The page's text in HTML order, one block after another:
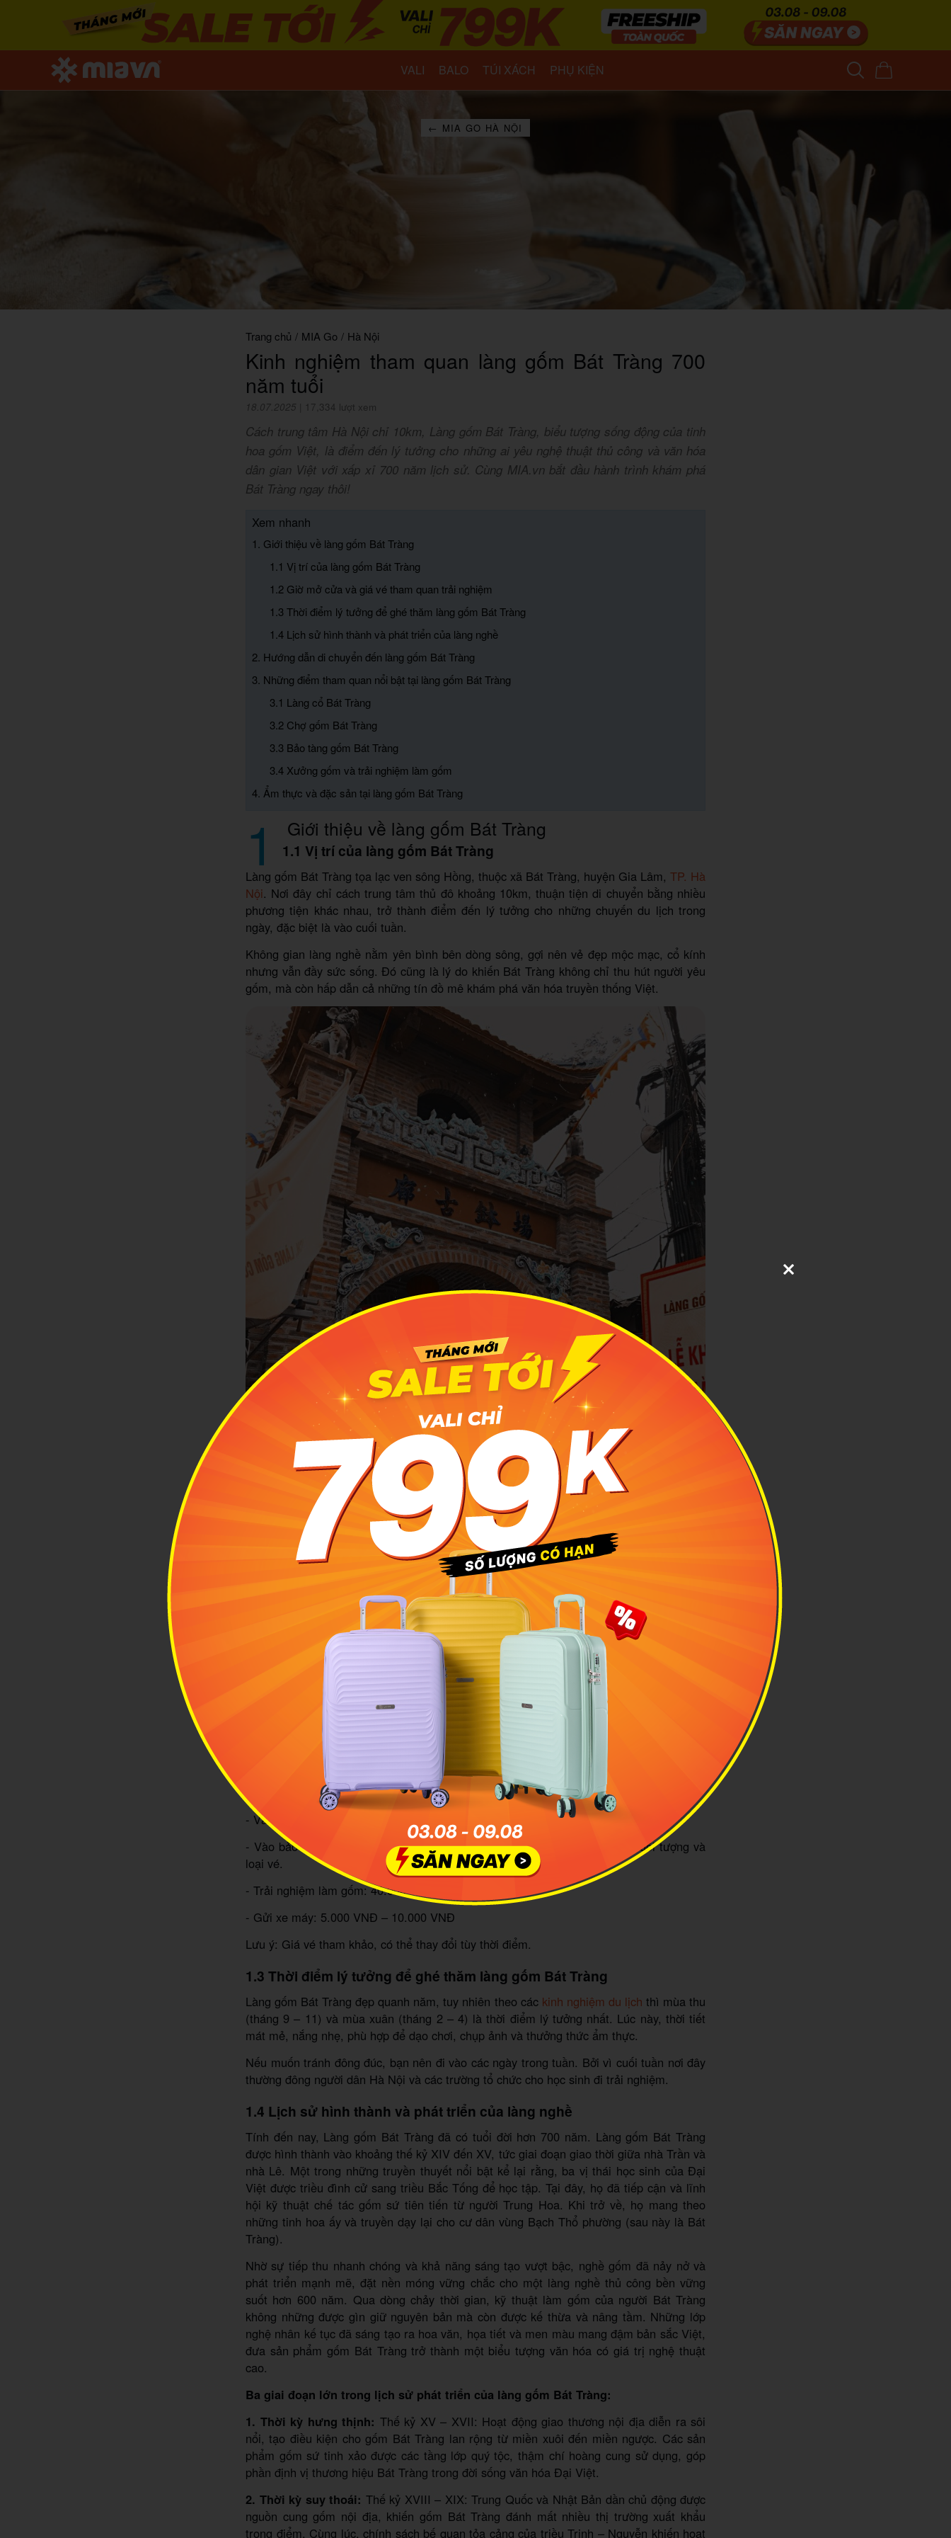
VALI BALO TÚI XÁCH PHỤ KIỆN
← MIA GO HÀ NỘI
Trang chủ / MIA Go / Hà Nội
Kinh nghiệm tham quan làng gốm Bát Tràng 700
năm tuổi
18.07.2025 17,334 lượt xem
Cách trung tâm Hà Nội chỉ 10km, Làng gốm Bát Tràng, biểu tượng sống động của tinh
hoa gốm Việt, là điểm đến lý tưởng cho những ai yêu nghệ thuật thủ công và văn hóa
dân gian Việt với xấp xỉ 700 năm lịch sử. Cùng MIA.vn bắt đầu hành trình khám phá
Bát Tràng ngay thôi!
Xem nhanh
1. Giới thiệu về làng gốm Bát Tràng
1.1 Vị trí của làng gốm Bát Tràng
1.2 Giờ mở cửa và giá vé tham quan trải nghiệm
1.3 Thời điểm lý tưởng để ghé thăm làng gốm Bát Tràng
1.4 Lịch sử hình thành và phát triển của làng nghề
2. Hướng dẫn di chuyển đến làng gốm Bát Tràng
3. Những điểm tham quan nổi bật tại làng gốm Bát Tràng
3.1 Làng cổ Bát Tràng
3.2 Chợ gốm Bát Tràng
3.3 Bảo tàng gốm Bát Tràng
3.4 Xưởng gốm và trải nghiệm làm gốm
4. Ẩm thực và đặc sản tại làng gốm Bát Tràng
1 Giới thiệu về làng gốm Bát Tràng
1.1 Vị trí của làng gốm Bát Tràng
Làng gốm Bát Tràng tọa lạc ven sông Hồng, thuộc xã Bát Tràng, huyện Gia Lâm, TP. Hà
Nội. Nơi đây chỉ cách trung tâm thủ đô khoảng 10km, thuận tiện di chuyển bằng nhiều
phương tiện khác nhau, trở thành điểm đến lý tưởng cho những chuyến du lịch trong
ngày, đặc biệt là vào cuối tuần.
Không gian làng nghề nằm yên bình bên dòng sông, gợi nên vẻ đẹp mộc mạc, cổ kính
nhưng vẫn đầy sức sống. Đó cũng là lý do khiến Bát Tràng không chỉ thu hút người yêu
gốm, mà còn hấp dẫn cả những tín đồ mê khám phá văn hóa truyền thống Việt.
Cổng làng gốm Bát Tràng. Ảnh :Wyndham Thanh Thủy
1.2 Giờ mở cửa và giá vé tham quan trải nghiệm
Làng gốm Bát Tràng mở cửa quanh năm, nhưng thời gian lý tưởng để tham quan là từ
8:00 đến 17:00 mỗi ngày. Các điểm tham quan như chợ gốm, nhà cổ, bảo tàng và xưởng
gốm đều hoạt động liên tục, đặc biệt đông khách vào cuối tuần và ngày lễ.
Bạn nên đi vào buổi sáng để tận hưởng không khí mát mẻ và tránh cảnh đông đúc. Nếu
muốn trải nghiệm làm gốm, hãy đến trước 15:00 để đủ thời gian hoàn thành sản phẩm.
Giá vé tham quan và trải nghiệm làng gốm:
- Vào làng: miễn phí
- Vào bảo tàng gốm Bát Tràng: khoảng 30.000 – 200.000 VNĐ/người, tùy đối tượng và
loại vé.
- Trải nghiệm làm gốm: 40.000 – 80.000 VNĐ/lượt
- Gửi xe máy: 5.000 VNĐ – 10.000 VNĐ
Lưu ý: Giá vé tham khảo, có thể thay đổi tùy thời điểm.
1.3 Thời điểm lý tưởng để ghé thăm làng gốm Bát Tràng
Làng gốm Bát Tràng đẹp quanh năm, tuy nhiên theo các kinh nghiệm du lịch thì mùa thu
(tháng 9 – 11) và mùa xuân (tháng 2 – 4) là thời điểm lý tưởng nhất. Lúc này, thời tiết
mát mẻ, nắng nhẹ, phù hợp để dạo chơi, chụp ảnh và thưởng thức ẩm thực.
Nếu muốn tránh đông đúc, bạn nên đi vào các ngày trong tuần. Bởi vì cuối tuần nơi đây
thường đông người dân Hà Nội và các trường tổ chức cho học sinh đi trải nghiệm.
1.4 Lịch sử hình thành và phát triển của làng nghề
Tính đến nay, Làng gốm Bát Tràng đã có tuổi đời hơn 700 năm. Làng gốm Bát Tràng
được hình thành vào khoảng thế kỷ XIV đến XV, tức giai đoạn giao thời giữa nhà Trần và
nhà Lê. Một trong những truyền thuyết nổi bật kể lại rằng, ba vị thái học sinh của Đại
Việt được triều đình cử sang triều Bắc Tống để học tập. Tại đây, họ đã tiếp cận và lĩnh
hội kỹ thuật chế tác gốm sứ tiên tiến từ người Trung Hoa. Khi trở về, họ mang theo
những tinh hoa ấy và truyền dạy lại cho cư dân vùng Bạch Thổ phường (sau này là Bát
Tràng).
Nhờ sự tiếp thu nhanh chóng và khả năng sáng tạo vượt bậc, nghề gốm đã nảy nở và
phát triển mạnh mẽ, đặt nền móng vững chắc cho một làng nghề thủ công bền vững
suốt hơn 600 năm. Qua dòng chảy thời gian, kỹ thuật làm gốm của người Bát Tràng
không những được gìn giữ nguyên bản mà còn được kế thừa và nâng tầm. Những lớp
nghệ nhân kế tục đã sáng tạo ra hoa văn, họa tiết và men màu mang đậm bản sắc Việt,
đưa sản phẩm gốm Bát Tràng trở thành một biểu tượng văn hóa có giá trị nghệ thuật
cao.
Ba giai đoạn lớn trong lịch sử phát triển của làng gốm Bát Tràng:
1. Thời kỳ hưng thịnh: Thế kỷ XV – XVII: Hoạt động giao thương nội địa diễn ra sôi
nổi, tạo điều kiện cho gốm Bát Tràng lan rộng từ miền xuôi đến miền ngược. Các sản
phẩm gốm sứ tinh xảo được các tầng lớp quý tộc, thậm chí hoàng cung sử dụng, góp
phần định vị thương hiệu Bát Tràng trong đời sống văn hóa Đại Việt.
2. Thời kỳ suy thoái: Thế kỷ XVIII – XIX: Trung Quốc và Nhật Bản dần chủ động được
nguồn cung gốm nội địa, khiến gốm Bát Tràng đánh mất nhiều thị trường xuất khẩu
trọng điểm. Cùng lúc, chính sách bế quan tỏa cảng của triều Trịnh – Nguyễn khiến hoạt